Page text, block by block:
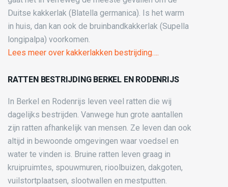
Duitse kakkerlak (Blatella germanica). Is het warm
in huis, dan kan ook de bruinbandkakkerlak (Supella
longipalpa) voorkomen.
Lees meer over kakkerlakken bestrijding….
RATTEN BESTRIJDING BERKEL EN RODENRIJS
In Berkel en Rodenrijs leven veel ratten die wij
dagelijks bestrijden. Vanwege hun grote aantallen
zijn ratten afhankelijk van mensen. Ze leven dan ook
altijd in bewoonde omgevingen waar voedsel en
water te vinden is. Bruine ratten leven graag in
kruipruimtes, spouwmuren, rioolbuizen, dakgoten,
vuilstortplaatsen, slootwallen en mestputten.